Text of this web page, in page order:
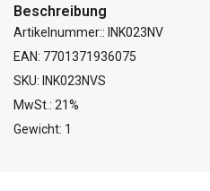
Beschreibung
Artikelnummer:: INK023NV
EAN: 7701371936075
SKU: INK023NVS
MwSt.: 21%
Gewicht: 1